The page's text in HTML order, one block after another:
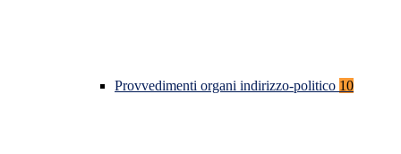
Provvedimenti organi indirizzo-politico 10